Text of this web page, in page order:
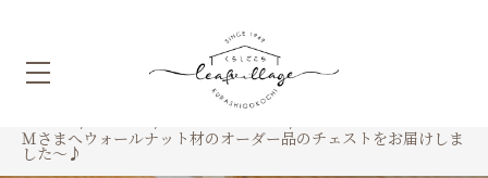
Ｍさまへウォールナット材のオーダー品のチェストをお届けしま
した～♪